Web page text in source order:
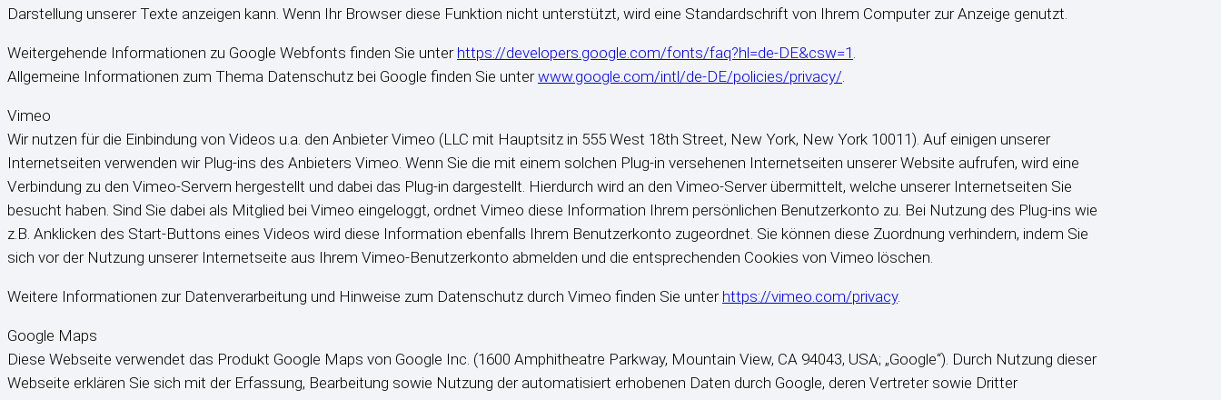
Darstellung unserer Texte anzeigen kann. Wenn Ihr Browser diese Funktion nicht unterstützt, wird eine Standardschrift von Ihrem Computer zur Anzeige genutzt.
Weitergehende Informationen zu Google Webfonts finden Sie unter https://developers.google.com/fonts/faq?hl=de-DE&csw=1
Allgemeine Informationen zum Thema Datenschutz bei Google finden Sie unterwww.google.com/intl/de-DE/policies/privacy/
Vimeo
Wir nutzen für die Einbindung von Videos u.a. den Anbieter Vimeo (LLC mit Hauptsitz in 555 West 18th Street, New York, New York 10011). Auf einigen unserer
Internetseiten verwenden wir Plug-ins des Anbieters Vimeo. Wenn Sie die mit einem solchen Plug-in versehenen Internetseiten unserer Website aufrufen, wird eine
Verbindung zu den Vimeo-Servern hergestellt und dabei das Plug-in dargestellt. Hierdurch wird an den Vimeo-Server übermittelt, welche unserer Internetseiten Sie
besucht haben. Sind Sie dabei als Mitglied bei Vimeo eingeloggt, ordnet Vimeo diese Information Ihrem persönlichen Benutzerkonto zu. Bei Nutzung des Plug-ins wie
z.B. Anklicken des Start-Buttons eines Videos wird diese Information ebenfalls Ihrem Benutzerkonto zugeordnet. Sie können diese Zuordnung verhindern, indem Sie
sich vor der Nutzung unserer Internetseite aus Ihrem Vimeo-Benutzerkonto abmelden und die entsprechenden Cookies von Vimeo löschen.
Weitere Informationen zur Datenverarbeitung und Hinweise zum Datenschutz durch Vimeo finden Sie unter https://vimeo.com/privacy.
Google Maps
Diese Webseite verwendet das Produkt Google Maps von Google Inc. (1600 Amphitheatre Parkway, Mountain View, CA 94043, USA; „Google“). Durch Nutzung dieser
Webseite erklären Sie sich mit der Erfassung, Bearbeitung sowie Nutzung der automatisiert erhobenen Daten durch Google, deren Vertreter sowie Dritter